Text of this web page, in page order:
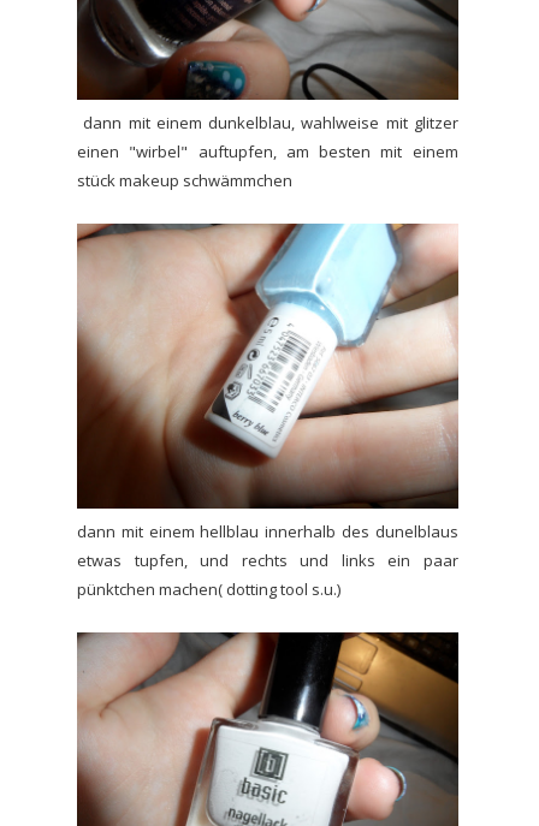
dann mit einem dunkelblau, wahlweise mit glitzer
einen "wirbel" auftupfen, am besten mit einem
stück makeup schwämmchen
dann mit einem hellblau innerhalb des dunelblaus
etwas tupfen, und rechts und links ein paar
pünktchen machen( dotting tool s.u.)